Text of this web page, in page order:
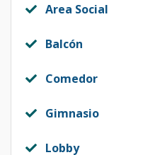
Area Social
Balcón
Comedor
Gimnasio
Lobby